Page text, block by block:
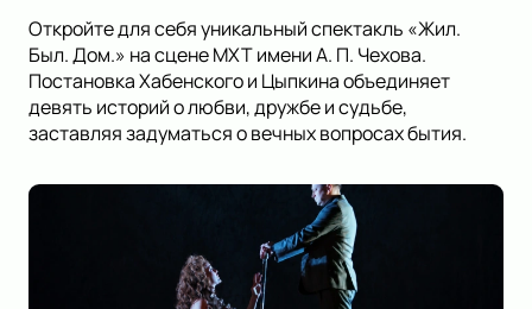
Откройте для себя уникальный спектакль «Жил.
Был. Дом.» на сцене МХТ имени А. П. Чехова.
Постановка Хабенского и Цыпкина объединяет
девять историй о любви, дружбе и судьбе,
заставляя задуматься о вечных вопросах бытия.